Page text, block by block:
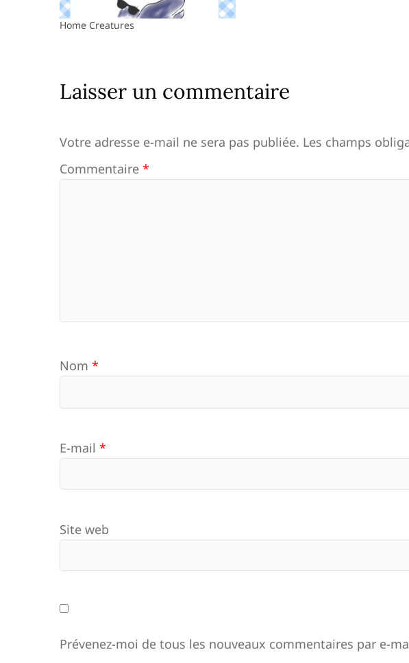
Home Creatures
Laisser un commentaire
Votre adresse e-mail ne sera pas publiée. Les champs
Commentaire *
Nom *
E-mail *
Site web
Prévenez-moi de tous les nouveaux commentaires par e-